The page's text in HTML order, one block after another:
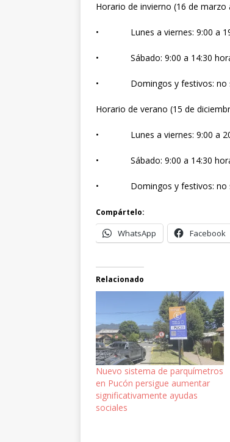
Horario de invierno (16 de marzo
• Lunes a viernes: 9:00 a
• Sábado: 9:00 a 14:30
• Domingos y festivos: no
Horario de verano (15 de
• Lunes a viernes: 9:00 a
• Sábado: 9:00 a 14:30
• Domingos y festivos: no
Compártelo:
WhatsApp Facebook
Relacionado
Nuevo sistema de parquímetros
en Pucón persigue aumentar
significativamente ayudas
sociales